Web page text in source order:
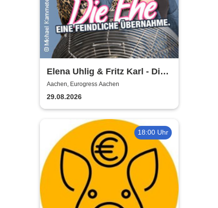
Elena Uhlig & Fritz Karl - Die
Ehe - eine feindliche
Übernahme
Aachen, Eurogress Aachen
29.08.2026
18:00 Uhr